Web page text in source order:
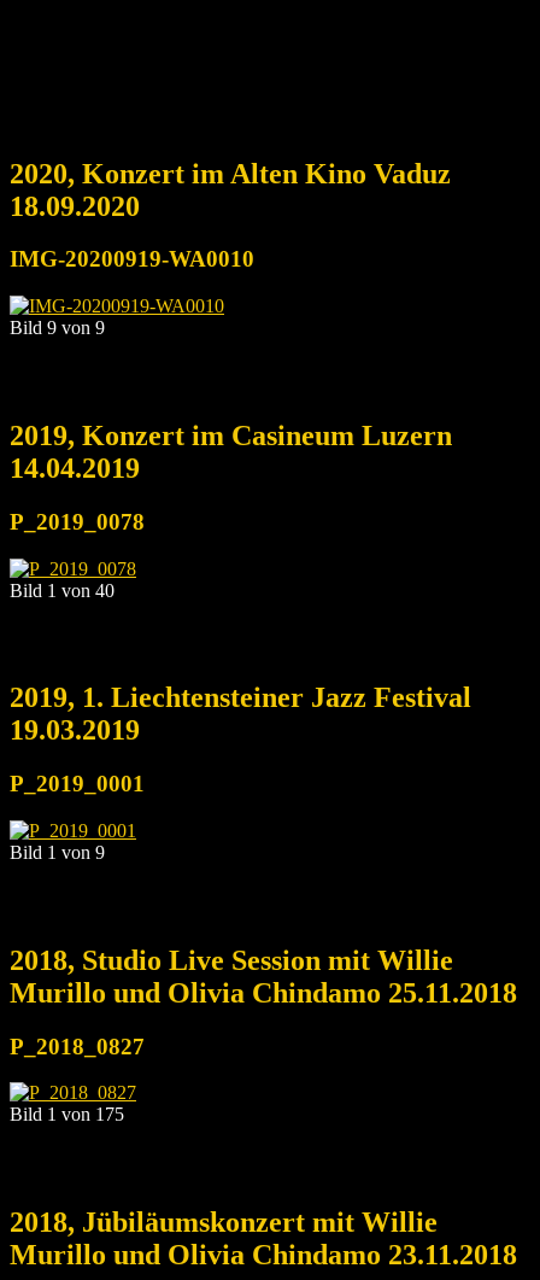
2020, Konzert im Alten Kino Vaduz
18.09.2020
IMG-20200919-WA0010
Bild 9 von 9
2019, Konzert im Casineum Luzern
14.04.2019
P_2019_0078
Bild 1 von 40
2019, 1. Liechtensteiner Jazz Festival
19.03.2019
P_2019_0001
Bild 1 von 9
2018, Studio Live Session mit Willie
Murillo und Olivia Chindamo 25.11.2018
P_2018_0827
Bild 1 von 175
2018, Jübiläumskonzert mit Willie
Murillo und Olivia Chindamo 23.11.2018